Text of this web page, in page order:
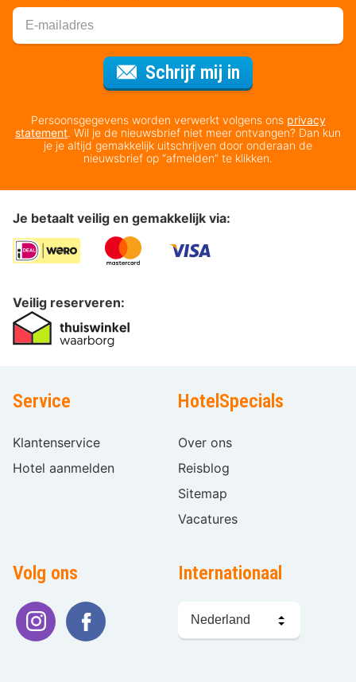
Schrijf mij in
Persoonsgegevens worden verwerkt volgens ons privacy
statement. Wil je de nieuwsbrief niet meer ontvangen? Dan kun
je je altijd gemakkelijk uitschrijven door onderaan de
nieuwsbrief op “afmelden” te klikken.
Je betaalt veilig en gemakkelijk via:
Veilig reserveren:
Service
Klantenservice
Hotel aanmelden
HotelSpecials
Over ons
Reisblog
Sitemap
Vacatures
Volg ons Internationaal
kiezen